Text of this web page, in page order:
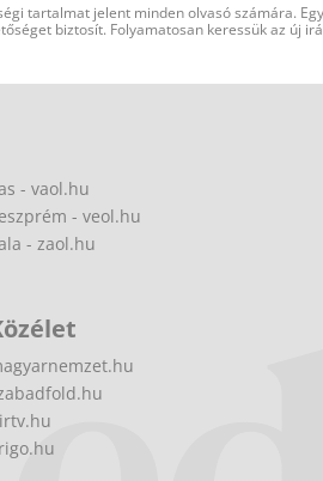
tartalmat jelent minden olvasó számára.
biztosít. Folyamatosan keressük az új
- vaol.hu
- veol.hu
- zaol.hu